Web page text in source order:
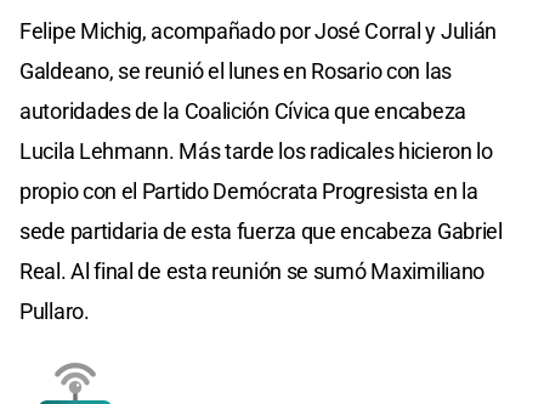
Felipe Michig, acompañado por José Corral y Julián
Galdeano, se reunió el lunes en Rosario con las
autoridades de la Coalición Cívica que encabeza
Lucila Lehmann. Más tarde los radicales hicieron lo
propio con el Partido Demócrata Progresista en la
sede partidaria de esta fuerza que encabeza Gabriel
Real. Al final de esta reunión se sumó Maximiliano
Pullaro.